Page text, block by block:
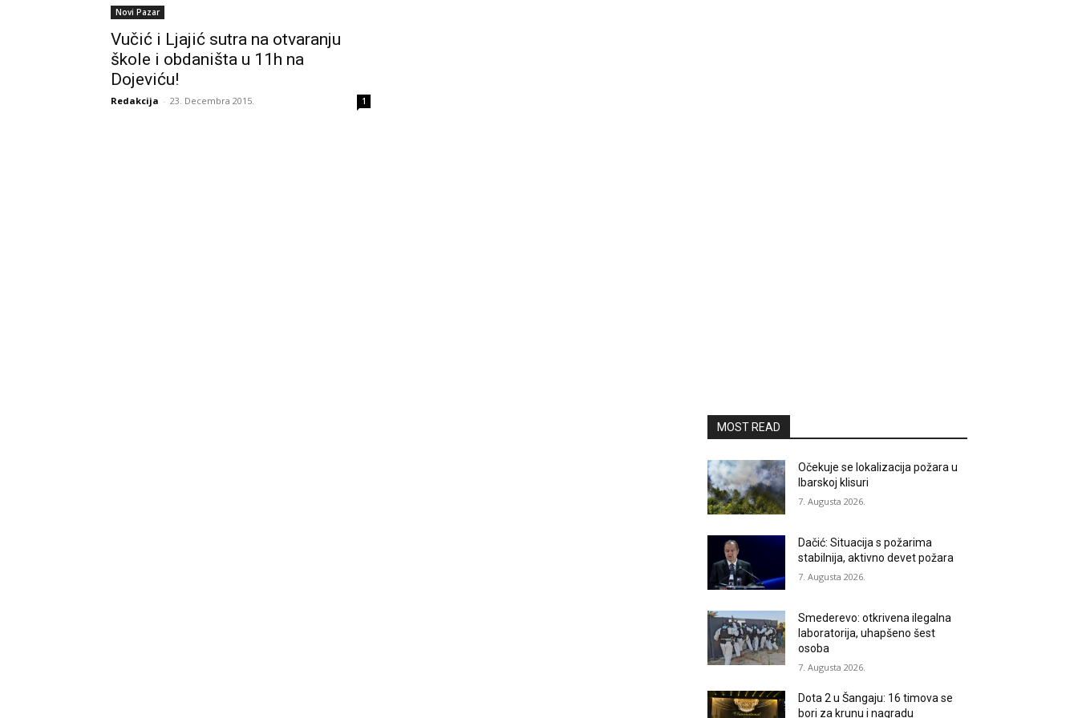
Novi Pazar
Vučić i Ljajić sutra na otvaranju
škole i obdaništa u 11h na
Dojeviću!
Redakcija - 23. Decembra 2015. 1
MOST READ
Očekuje se lokalizacija požara u
Ibarskoj klisuri
7. Augusta 2026.
Dačić: Situacija s požarima
stabilnija, aktivno devet požara
7. Augusta 2026.
Smederevo: otkrivena ilegalna
laboratorija, uhapšeno šest
osoba
7. Augusta 2026.
Dota 2 u Šangaju: 16 timova se
bori za krunu i nagradu